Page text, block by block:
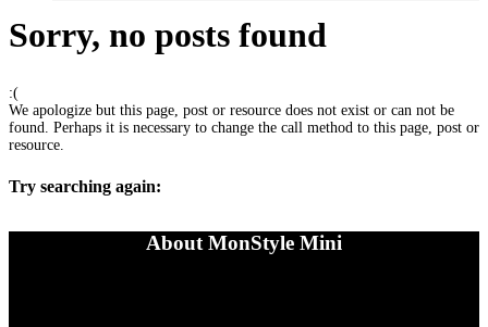
Sorry, no posts found
:(
We apologize but this page, post or resource does not exist or can not be
found. Perhaps it is necessary to change the call method to this page, post or
resource.
Try searching again:
About MonStyle Mini